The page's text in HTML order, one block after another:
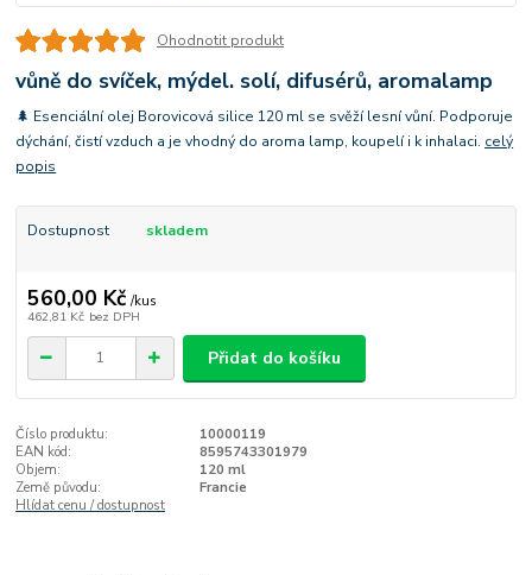
Ohodnotit produkt
vůně do svíček, mýdel. solí, difusérů, aromalamp
🌲 Esenciální olej Borovicová silice 120 ml se svěží lesní vůní. Podporuje
dýchání, čistí vzduch a je vhodný do aroma lamp, koupelí i k inhalaci. celý
popis
Dostupnost skladem
560,00 Kč /kus
462,81 Kč bez DPH
Přidat do košíku
Číslo produktu:
10000119
EAN kód:
8595743301979
Objem:
120 ml
Země původu:
Francie
Hlídat cenu / dostupnost